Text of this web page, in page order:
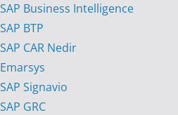
SAP Business Intelligence
SAP BTP
SAP CAR Nedir
Emarsys
SAP Signavio
SAP GRC